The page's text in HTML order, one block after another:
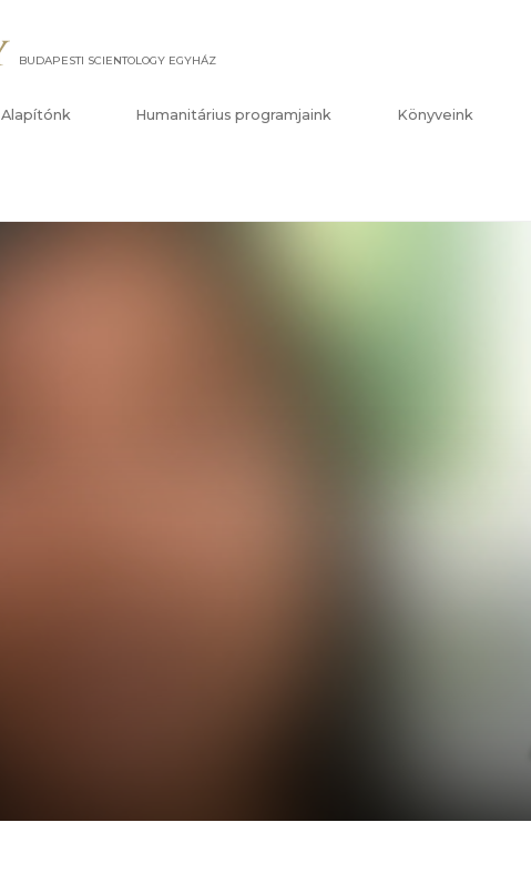
BUDAPESTI SCIENTOLOGY EGYHÁZ
Alapítónk Humanitárius programjaink Könyveink